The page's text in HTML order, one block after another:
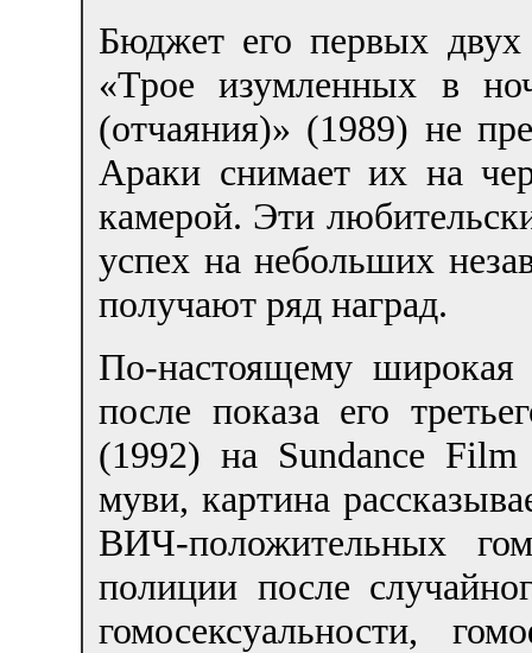
Бюджет его первых
«Трое изумленных в
(отчаяния)» (1989) не
Араки снимает их на
камерой. Эти
успех на небольших
получают ряд наград.
По-настоящему широкая
после показа его
(1992) на Sundance
муви, картина
ВИЧ-положительных
полиции после
гомосексуальности,